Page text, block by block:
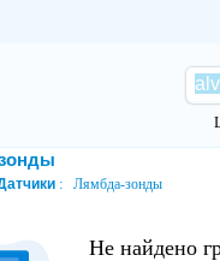
Лямбда-зонды
Не найдено